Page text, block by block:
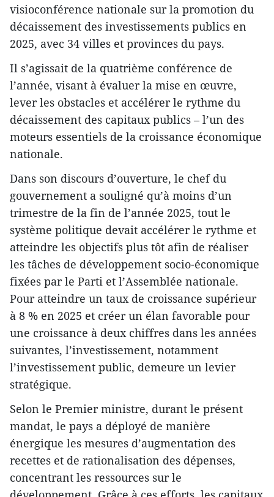
visioconférence nationale sur la promotion du
décaissement des investissements publics en
2025, avec 34 villes et provinces du pays.
Il s’agissait de la quatrième conférence de
l’année, visant à évaluer la mise en œuvre,
lever les obstacles et accélérer le rythme du
décaissement des capitaux publics – l’un des
moteurs essentiels de la croissance économique
nationale.
Dans son discours d’ouverture, le chef du
gouvernement a souligné qu’à moins d’un
trimestre de la fin de l’année 2025, tout le
système politique devait accélérer le rythme et
atteindre les objectifs plus tôt afin de réaliser
les tâches de développement socio-économique
fixées par le Parti et l’Assemblée nationale.
Pour atteindre un taux de croissance supérieur
à 8 % en 2025 et créer un élan favorable pour
une croissance à deux chiffres dans les années
suivantes, l’investissement, notamment
l’investissement public, demeure un levier
stratégique.
Selon le Premier ministre, durant le présent
mandat, le pays a déployé de manière
énergique les mesures d’augmentation des
recettes et de rationalisation des dépenses,
concentrant les ressources sur le